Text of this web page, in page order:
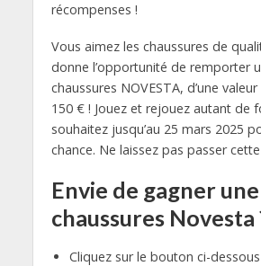
récompenses !
Vous aimez les chaussures de
donne l’opportunité de remporter
chaussures NOVESTA, d’une
150 € ! Jouez et rejouez autant de
souhaitez jusqu’au 25 mars 2025
chance. Ne laissez pas passer
Envie de gagner
chaussures Novesta
Cliquez sur le bouton ci-dessous